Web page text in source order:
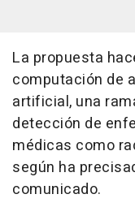
La propuesta
computación de
artificial, una
detección de
médicas como
según ha
comunicado.